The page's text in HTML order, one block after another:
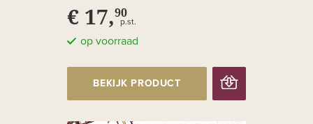
€ 17,90
p.st.
op voorraad
BEKIJK PRODUCT